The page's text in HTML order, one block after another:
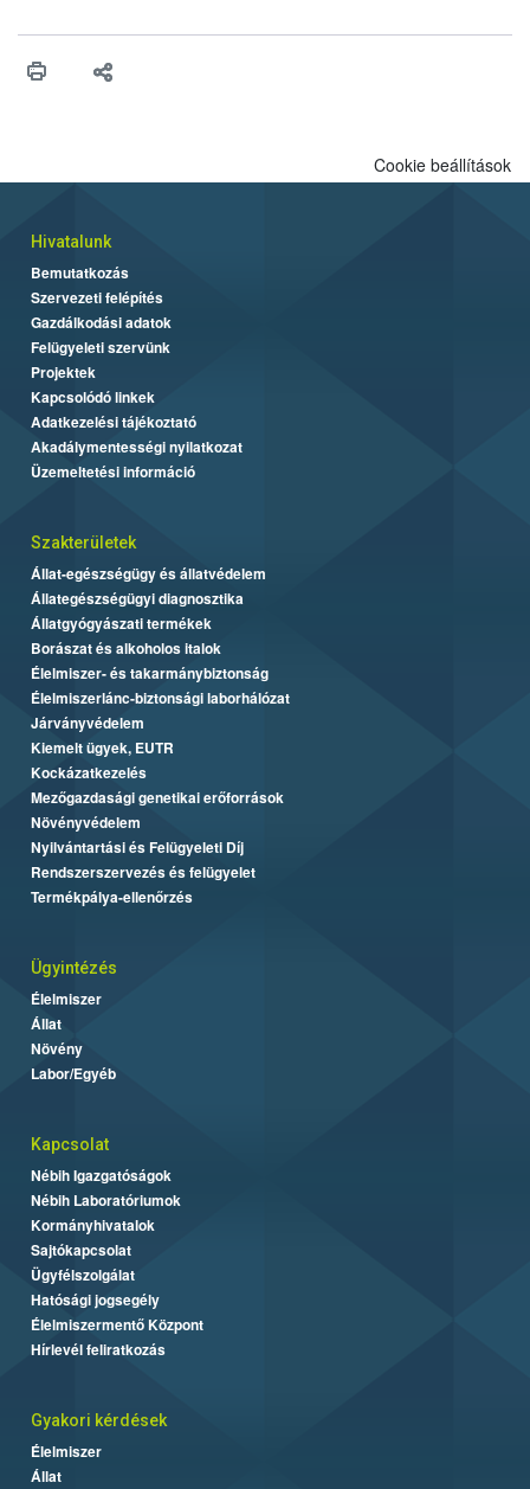
vonni az ebek viselkedésének megítélésében jártas szakértőt.
Cookie beállítások
Hivatalunk
Bemutatkozás
Szervezeti felépítés
Gazdálkodási adatok
Felügyeleti szervünk
Projektek
Kapcsolódó linkek
Adatkezelési tájékoztató
Akadálymentességi nyilatkozat
Üzemeltetési információ
Szakterületek
Állat-egészségügy és állatvédelem
Állategészségügyi diagnosztika
Állatgyógyászati termékek
Borászat és alkoholos italok
Élelmiszer- és takarmánybiztonság
Élelmiszerlánc-biztonsági laborhálózat
Járványvédelem
Kiemelt ügyek, EUTR
Kockázatkezelés
Mezőgazdasági genetikai erőforrások
Növényvédelem
Nyilvántartási és Felügyeleti Díj
Rendszerszervezés és felügyelet
Termékpálya-ellenőrzés
Ügyintézés
Élelmiszer
Állat
Növény
Labor/Egyéb
Kapcsolat
Nébih Igazgatóságok
Nébih Laboratóriumok
Kormányhivatalok
Sajtókapcsolat
Ügyfélszolgálat
Hatósági jogsegély
Élelmiszermentő Központ
Hírlevél feliratkozás
Gyakori kérdések
Élelmiszer
Állat